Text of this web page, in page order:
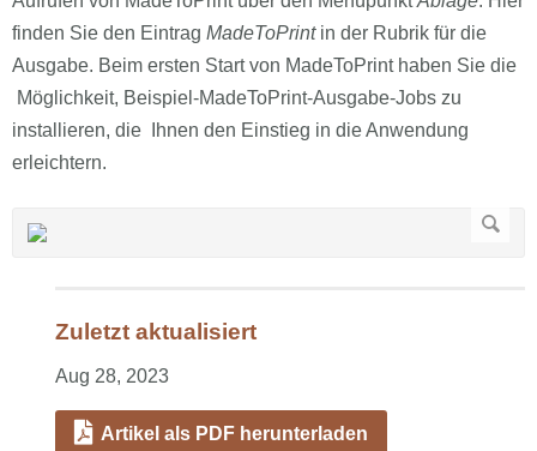
finden Sie den Eintrag MadeToPrintin der Rubrik für die
Ausgabe. Beim ersten Start von MadeToPrint haben Sie die
Möglichkeit, Beispiel-MadeToPrint-Ausgabe-Jobs zu
installieren, die Ihnen den Einstieg in die Anwendung
erleichtern.
Zuletzt aktualisiert
Aug 28, 2023
Artikel als PDF herunterladen